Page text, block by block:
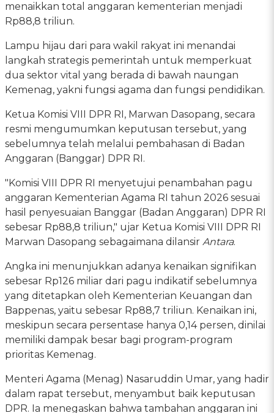
menaikkan total anggaran kementerian menjadi
Rp88,8 triliun.
Lampu hijau dari para wakil rakyat ini menandai
langkah strategis pemerintah untuk memperkuat
dua sektor vital yang berada di bawah naungan
Kemenag, yakni fungsi agama dan fungsi pendidikan.
Ketua Komisi VIII DPR RI, Marwan Dasopang, secara
resmi mengumumkan keputusan tersebut, yang
sebelumnya telah melalui pembahasan di Badan
Anggaran (Banggar) DPR RI.
"Komisi VIII DPR RI menyetujui penambahan pagu
anggaran Kementerian Agama RI tahun 2026 sesuai
hasil penyesuaian Banggar (Badan Anggaran) DPR RI
sebesar Rp88,8 triliun," ujar Ketua Komisi VIII DPR RI
Marwan Dasopang sebagaimana dilansir Antara.
Angka ini menunjukkan adanya kenaikan signifikan
sebesar Rp126 miliar dari pagu indikatif sebelumnya
yang ditetapkan oleh Kementerian Keuangan dan
Bappenas, yaitu sebesar Rp88,7 triliun. Kenaikan ini,
meskipun secara persentase hanya 0,14 persen, dinilai
memiliki dampak besar bagi program-program
prioritas Kemenag.
Menteri Agama (Menag) Nasaruddin Umar, yang hadir
dalam rapat tersebut, menyambut baik keputusan
DPR. Ia menegaskan bahwa tambahan anggaran ini